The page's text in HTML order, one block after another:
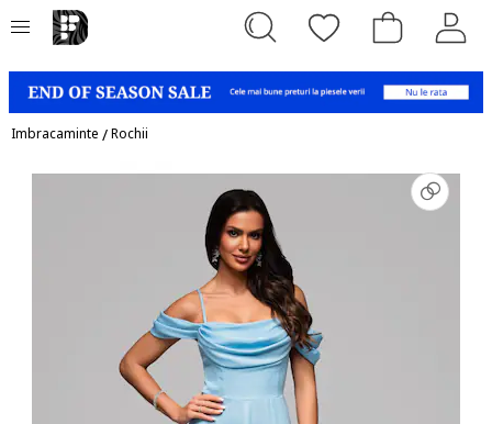
Imbracaminte /Rochii